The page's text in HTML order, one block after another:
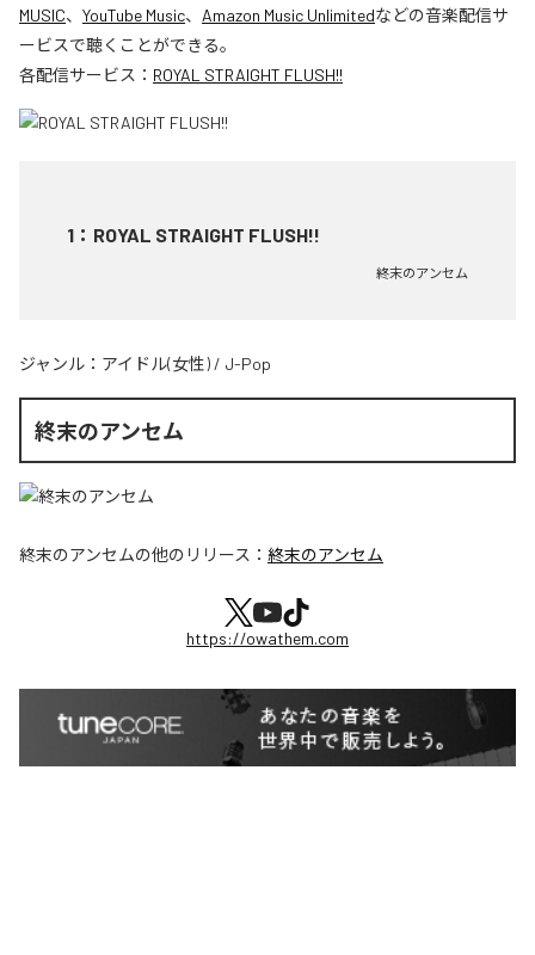
MUSIC、 YouTube Music、 Amazon Music Unlimitedなどの音楽配信サ
ービスで聴くことができる。
各配信サービス： ROYAL STRAIGHT FLUSH!!
1 ： ROYAL STRAIGHT FLUSH!!
終末のアンセム
ジャンル： アイドル(女性) / J-Pop
終末のアンセム
終末のアンセムの他のリリース： 終末のアンセム
https://owathem.com